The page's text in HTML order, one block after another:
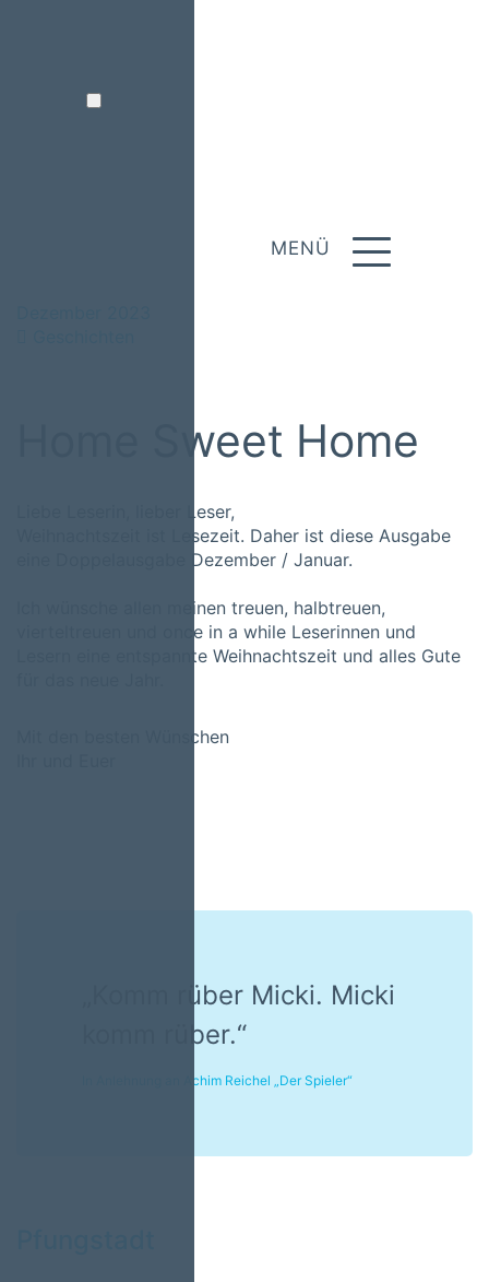
MENÜ
Home Sweet Home
Liebe Leserin, lieber Leser,
Weihnachtszeit ist Lesezeit. Daher ist diese Ausgabe
eine Doppelausgabe Dezember / Januar.
Ich wünsche allen meinen treuen, halbtreuen,
vierteltreuen und once in a while Leserinnen und
Lesern eine entspannte Weihnachtszeit und alles Gute
Mit den besten Wünschen
„Komm rüber Micki. Micki
komm rüber.“
In Anlehnung an Achim Reichel „Der Spieler“